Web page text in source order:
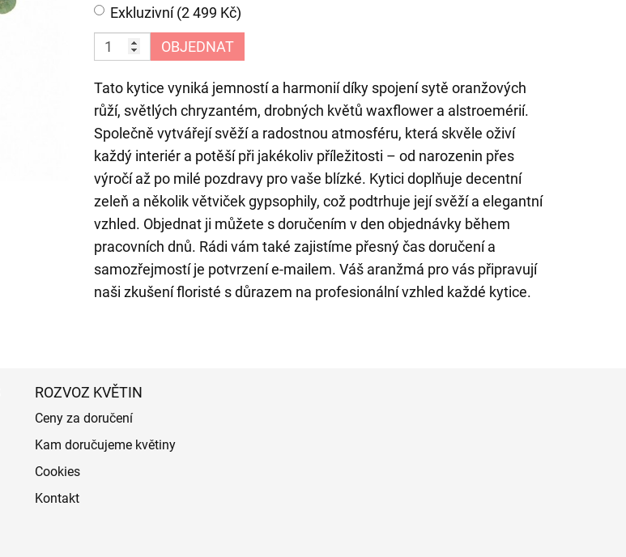
Exkluzivní (2 499 Kč)
OBJEDNAT
Tato kytice vyniká jemností a harmonií díky spojení sytě oranžových
růží, světlých chryzantém, drobných květů waxflower a alstroemérií.
Společně vytvářejí svěží a radostnou atmosféru, která skvěle oživí
každý interiér a potěší při jakékoliv příležitosti – od narozenin přes
výročí až po milé pozdravy pro vaše blízké. Kytici doplňuje decentní
zeleň a několik větviček gypsophily, což podtrhuje její svěží a elegantní
vzhled. Objednat ji můžete s doručením v den objednávky během
pracovních dnů. Rádi vám také zajistíme přesný čas doručení a
samozřejmostí je potvrzení e-mailem. Váš aranžmá pro vás připravují
naši zkušení floristé s důrazem na profesionální vzhled každé kytice.
ROZVOZ KVĚTIN
Ceny za doručení
Kam doručujeme květiny
Cookies
Kontakt